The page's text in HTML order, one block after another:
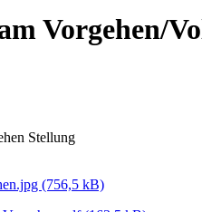
Vorgehen/
Stellung
(756,5 kB)